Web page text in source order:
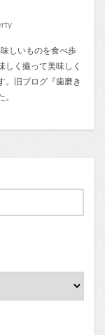
しいものを食べ歩
しく撮って美味しく
。旧ブログ『歯磨き